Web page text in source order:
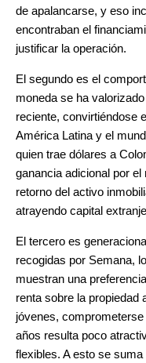
de apalancarse, y eso
encontraban el
justificar la operación.
El segundo es el
moneda se ha
reciente, convirtiéndose
América Latina y el
quien trae dólares a
ganancia adicional por
retorno del activo
atrayendo capital
El tercero es
recogidas por Semana,
muestran una
renta sobre la
jóvenes,
años resulta poco
flexibles. A esto se